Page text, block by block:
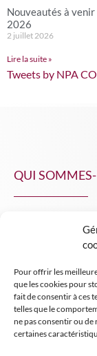
Pour offrir les
que les cookies pour
fait de consentir à ces
telles que le
ne pas consentir ou
certaines
Nouveautés à
2026
2 juillet 2026
Lire la suite »
Tweets by NPA
QUI
INSIGHT NPA